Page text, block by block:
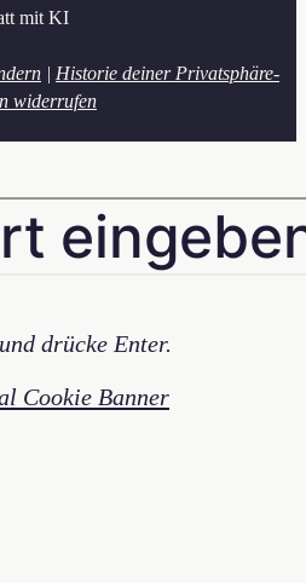
mit KI
| Historie deiner Privatsphäre-
widerrufen
drücke Enter.
Cookie Banner